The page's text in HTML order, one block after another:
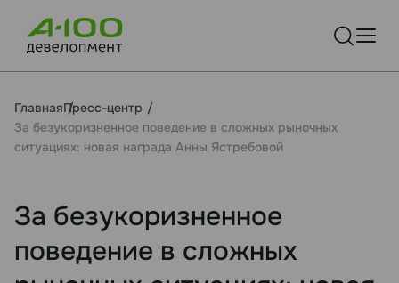
ГлавнаяПресс-центр
За безукоризненное поведение в сложных рыночных
ситуациях: новая награда Анны Ястребовой
За безукоризненное
поведение в сложных